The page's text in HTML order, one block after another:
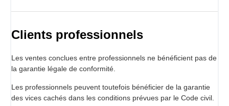
Clients professionnels
Les ventes conclues entre professionnels ne bénéficient pas de
la garantie légale de conformité.
Les professionnels peuvent toutefois bénéficier de la garantie
des vices cachés dans les conditions prévues par le Code civil.